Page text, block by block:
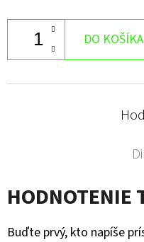
DO KOŠÍKA
HODNOTENIE
Buďte prvý, kto napíše